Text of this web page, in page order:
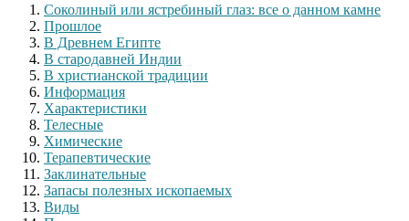
Соколиный или ястребиный глаз: все о данном камне
Прошлое
В Древнем Египте
В стародавней Индии
В христианской традиции
Информация
Характеристики
Телесные
Химические
Терапевтические
Заклинательные
Запасы полезных ископаемых
Виды